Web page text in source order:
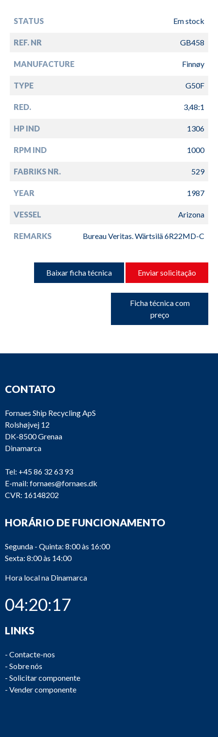
STATUS Em stock
REF. NR GB458
MANUFACTURE Finnøy
TYPE G50F
RED. 3,48:1
HP IND 1306
RPM IND 1000
FABRIKS NR. 529
YEAR 1987
VESSEL Arizona
REMARKS Bureau Veritas. Wärtsilä 6R22MD-C
Baixar ficha técnica Enviar solicitação
Ficha técnica com
preço
CONTATO
Fornaes Ship Recycling ApS
Rolshøjvej 12
DK-8500 Grenaa
Dinamarca
Tel: +45 86 32 63 93
E-mail: fornaes@fornaes.dk
CVR: 16148202
HORÁRIO DE FUNCIONAMENTO
Segunda - Quinta: 8:00 às 16:00
Sexta: 8:00 às 14:00
Hora local na Dinamarca
04:20:17
LINKS
- Contacte-nos
- Sobre nós
- Solicitar componente
- Vender componente